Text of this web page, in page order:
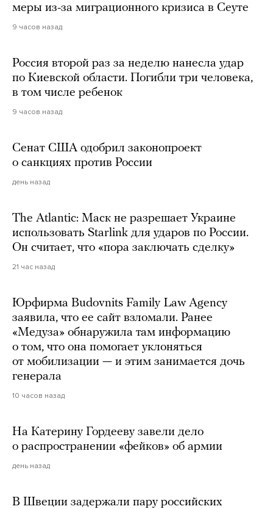
меры из-за миграционного кризиса в Сеуте
9 часов назад
Россия второй раз за неделю нанесла удар
по Киевской области. Погибли три человека,
в том числе ребенок
9 часов назад
Сенат США одобрил законопроект
о санкциях против России
день назад
The Atlantic: Маск не разрешает Украине
использовать Starlink для ударов по России.
Он считает, что «пора заключать сделку»
21 час назад
Юрфирма Budovnits Family Law Agency
заявила, что ее сайт взломали. Ранее
«Медуза» обнаружила там информацию
о том, что она помогает уклоняться
от мобилизации — и этим занимается дочь
генерала
10 часов назад
На Катерину Гордееву завели дело
о распространении «фейков» об армии
день назад
В Швеции задержали пару российских